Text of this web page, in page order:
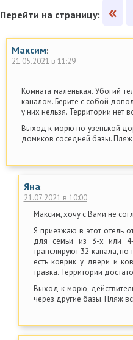
Перейти на страницу: «
Максим:
21.05.2021 в 11:29
Комната маленькая. Убогий
каналом. Берите с собой
у них нельзя. Территории нет
Выход к морю по узенькой
домиков соседней базы. Пляж
Яна:
21.07.2021 в 10:00
Максим, хочу с Вами не
Я приезжаю в этот отель
для семьи из 3-х или 4-
транслируют 32 канала,
есть коврик у двери и
травка. Территории
Выход к морю,
через другие базы. Пляж